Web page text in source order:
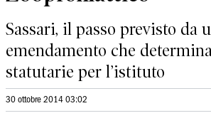
Sassari, il passo previsto da
emendamento che
statutarie per l’istituto
30 ottobre 2014 03:02